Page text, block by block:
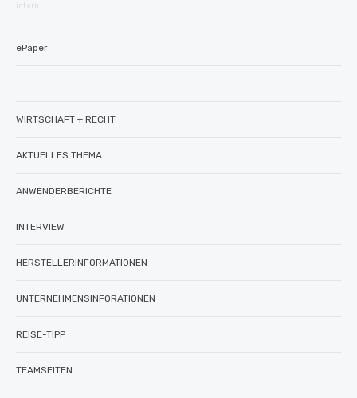
intern
ePaper
————
WIRTSCHAFT + RECHT
AKTUELLES THEMA
ANWENDERBERICHTE
INTERVIEW
HERSTELLERINFORMATIONEN
UNTERNEHMENSINFORATIONEN
REISE-TIPP
TEAMSEITEN